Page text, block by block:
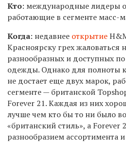
Кто: международные лидеры
работающие в сегменте масс-
Когда: недавнее открытие
Красноярску грех жаловаться
разнообразных и доступных
одежды. Однако для полноты
не достает еще двух марок,
сегменте — британской
Forever 21. Каждая из них
лучше чем кто бы то ни было
«британский стиль», а Forever
разнообразием ассортимента